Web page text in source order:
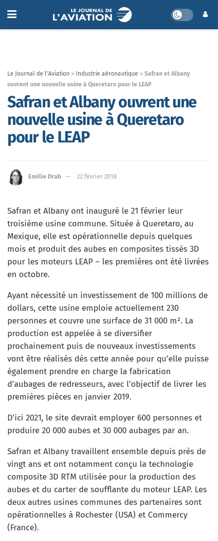
Le Journal de l'Aviation » Industrie aéronautique » Safran et Albany
ouvrent une nouvelle usine à Queretaro pour le LEAP
Safran et Albany ouvrent une
nouvelle usine à Queretaro
pour le LEAP
Emilie Drab 22 février 2018
Safran et Albany ont inauguré le 21 février leur
troisième usine commune. Située à Queretaro, au
Mexique, elle est opérationnelle depuis quelques
mois et produit des aubes en composites tissés 3D
pour les moteurs LEAP – les premières ont été livrées
en octobre.
Ayant nécessité un investissement de 100 millions de
dollars, cette usine emploie actuellement 230
personnes et couvre une surface de 31 000 m². La
production est appelée à se diversifier
prochainement puis de nouveaux investissements
vont être réalisés dès cette année pour qu’elle puisse
également prendre en charge la fabrication
d’aubages de redresseurs, avec l’objectif de livrer les
premières pièces en janvier 2019.
D’ici 2021, le site devrait employer 600 personnes et
produire 20 000 aubes et 30 000 aubages par an.
Safran et Albany travaillent ensemble depuis près de
vingt ans et ont notamment conçu la technologie
composite 3D RTM utilisée pour la production des
aubes et du carter de soufflante du moteur LEAP. Les
deux autres usines communes des partenaires sont
opérationnelles à Rochester (USA) et Commercy
(France).